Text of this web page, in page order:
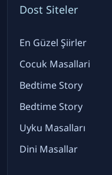
Dost Siteler
En Güzel Şiirler
Cocuk Masallari
Bedtime Story
Bedtime Story
Uyku Masalları
Dini Masallar